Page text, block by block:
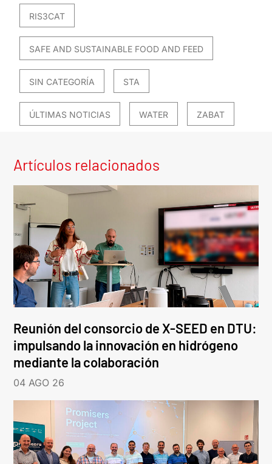
RIS3CAT
SAFE AND SUSTAINABLE FOOD AND FEED
SIN CATEGORÍA STA
ÚLTIMAS NOTICIAS WATER ZABAT
Artículos relacionados
Reunión del consorcio de X-SEED en DTU:
impulsando la innovación en hidrógeno
mediante la colaboración
04 AGO 26